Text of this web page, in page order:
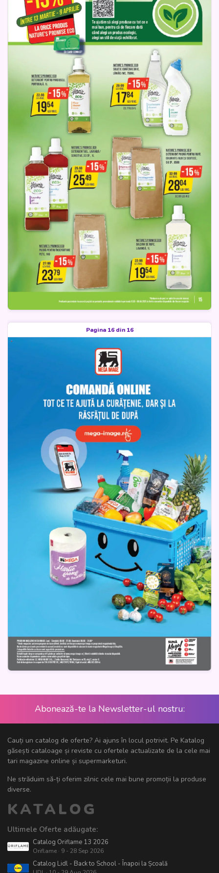
Pagina 16 din 16
Abonează-te la Newsletter-ul nostru:
Cauți un catalog de oferte? Ai ajuns în locul potrivit. Pe Katalog
găsești cataloage și reviste cu ofertele actualizate de la cele mai
tari magazine online și supermarketuri.
Ne străduim să-ți oferim zilnic cele mai bune promoții la produse
diverse.
KATALOG
Ultimele Oferte adăugate:
Catalog Oriflame 13 2026
Oriflame · 9 - 28 Sep 2026
Catalog Lidl - Back to School - Înapoi la Școală